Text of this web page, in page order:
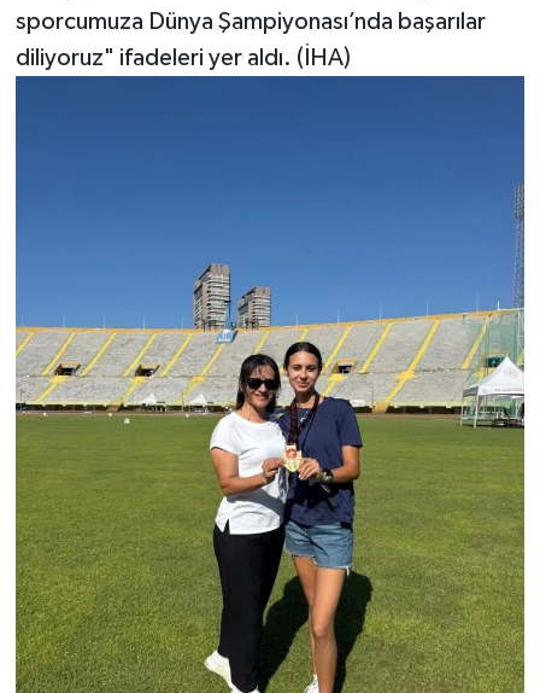
sporcumuza Dünya Şampiyonası’nda başarılar
diliyoruz" ifadeleri yer aldı. (İHA)